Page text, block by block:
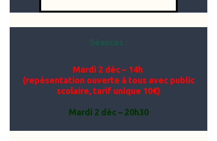
Séances :
Mardi 2 déc – 14h
(repésentation ouverte à tous avec public
scolaire, tarif unique 10€)
Mardi 2 déc – 20h30